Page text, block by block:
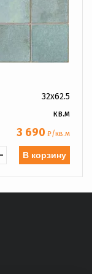
32x62.5
кв.м
3 690 ₽/кв.м
В корзину